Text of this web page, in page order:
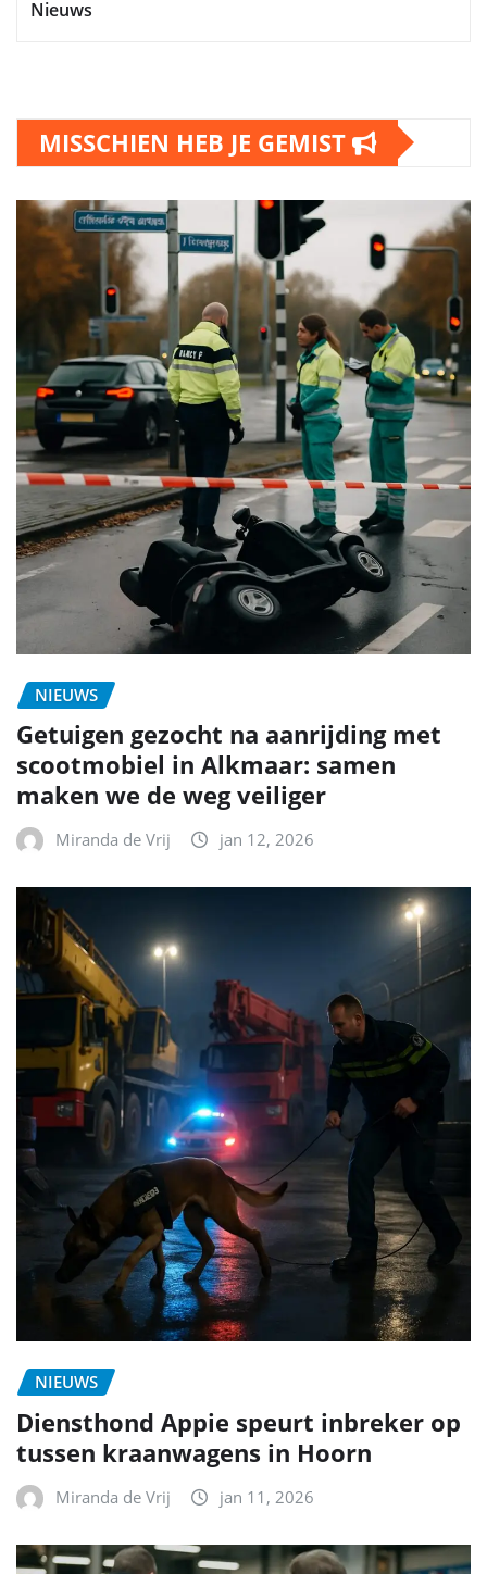
Nieuws
MISSCHIEN HEB JE GEMIST
NIEUWS
Getuigen gezocht na aanrijding met
scootmobiel in Alkmaar: samen
maken we de weg veiliger
Miranda de Vrij jan 12, 2026
NIEUWS
Diensthond Appie speurt inbreker op
tussen kraanwagens in Hoorn
Miranda de Vrij jan 11, 2026